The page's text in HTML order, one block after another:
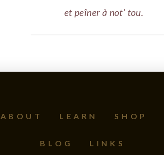
et peîner à not’ tou.
ABOUT LEARN SHOP
BLOG LINKS